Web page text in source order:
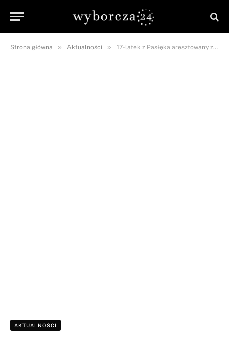
Strona główna » Aktualności » 17-latek z Pasłęka aresztowany za dźgnięcie nożem dwóch nastolatków
AKTUALNOŚCI